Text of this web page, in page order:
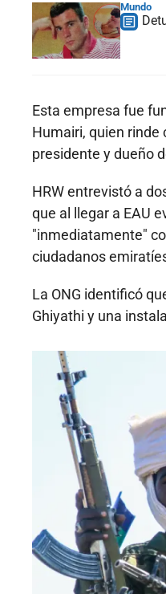
Mundo
Esta empresa fue
Humairi, quien rinde
presidente y dueño
HRW entrevistó a
que al llegar a EAU
"inmediatamente"
ciudadanos
La ONG identificó
Ghiyathi y una